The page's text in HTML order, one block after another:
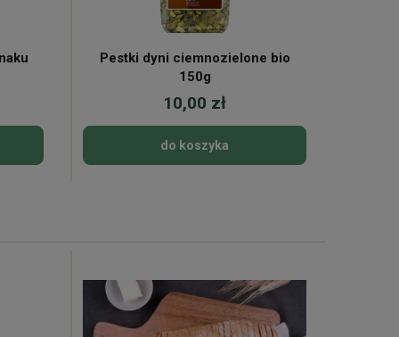
Pestki dyni ciemnozielone bio
150g
10,00 zł
do koszyka